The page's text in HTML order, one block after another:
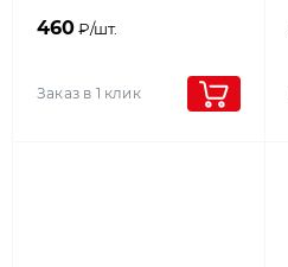
460₽/шт.
Заказ в 1 клик